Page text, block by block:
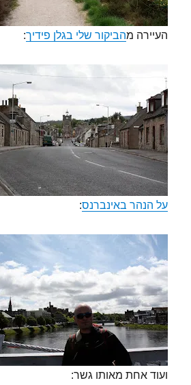
העיירה מהביקור שלי בגלן פידיך:
על הנהר באינברנס:
ועוד אחת מאותו גשר: